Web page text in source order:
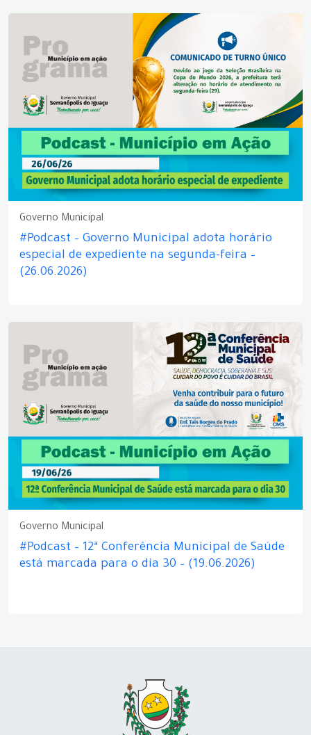
Governo Municipal
#Podcast – Governo Municipal adota horário
especial de expediente na segunda-feira –
(26.06.2026)
Governo Municipal
#Podcast – 12ª Conferência Municipal de Saúde
está marcada para o dia 30 – (19.06.2026)